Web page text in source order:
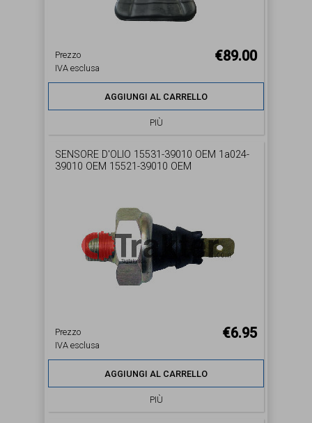
Prezzo
IVA esclusa
€89.00
AGGIUNGI AL CARRELLO
PIÙ
SENSORE D'OLIO 15531-39010 OEM 1a024-
39010 OEM 15521-39010 OEM
Prezzo
IVA esclusa
€6.95
AGGIUNGI AL CARRELLO
PIÙ